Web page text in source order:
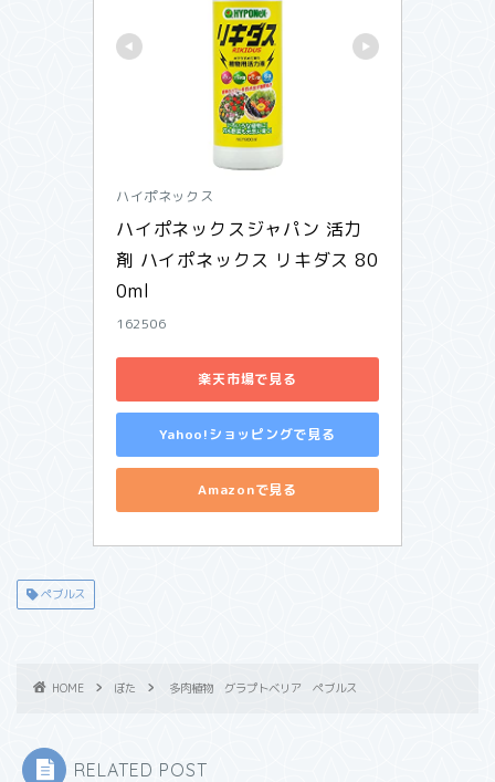
ハイポネックス
ハイポネックスジャパン 活力
剤 ハイポネックス リキダス 80
0ml
162506
楽天市場で見る
Yahoo!ショッピングで見る
Amazonで見る
ペブルス
HOME ぼた 多肉植物 グラプトベリア ペブルス
RELATED POST